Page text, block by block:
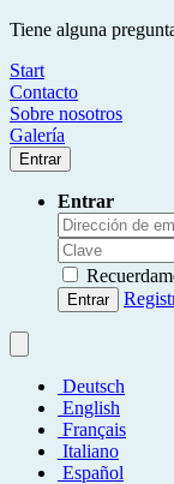
Tiene alguna
Start
Contacto
Sobre nosotros
Galería
Entrar
Entrar
Entrar
Deutsch
English
Français
Italiano
Español